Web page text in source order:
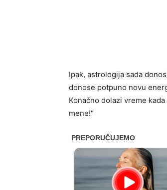
Ipak, astrologija sada
donose potpuno novu
Konačno dolazi vreme
mene!“